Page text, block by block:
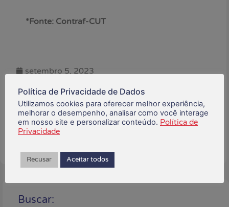
*Fonte: Contraf-CUT
setembro 5, 2023
Está gostando do conteúdo?
Compartilhe!
Buscar:
Política de Privacidade de Dados
Utilizamos cookies para oferecer melhor experiência,
melhorar o desempenho, analisar como você interage
em nosso site e personalizar conteúdo. Política de
Privacidade
Recusar Aceitar todos